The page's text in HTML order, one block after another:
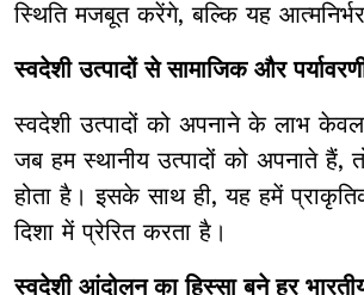
स्थिति मजबूत करेंगे, बल्कि यह
स्वदेशी उत्पादों से सामाजिक और
स्वदेशी उत्पादों को अपनाने के लाभ
जब हम स्थानीय उत्पादों को अपनाते हैं,
होता है। इसके साथ ही, यह हमें
दिशा में प्रेरित करता है।
स्वदेशी आंदोलन का हिस्सा बने हर